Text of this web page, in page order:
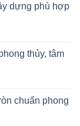
dựng phù hợp
thủy, tâm
chuẩn phong